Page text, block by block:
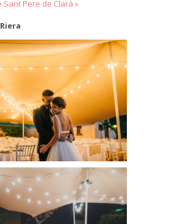
Pere de Clarà »